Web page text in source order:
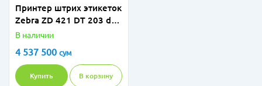
Принтер штрих этикеток
Zebra ZD 421 DT 203 dPi
BTLE USB (P/N ZD4A042-
В наличии
4 537 500 сум
Купить В корзину